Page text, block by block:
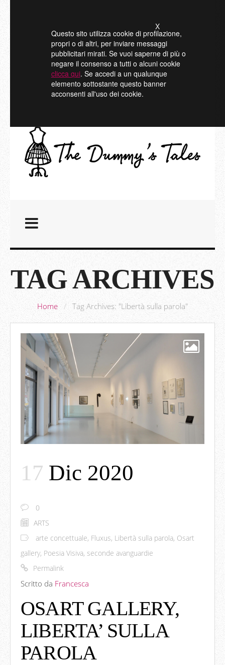
Questo sito utilizza cookie di profilazione,
propri o di altri, per inviare messaggi
pubblicitari mirati. Se vuoi saperne di più o
negare il consenso a tutti o alcuni cookie
clicca qui. Se accedi a un qualunque
elemento sottostante questo banner
acconsenti all'uso dei cookie.
X
TAG ARCHIVES
Home / Tag Archives: "Libertà sulla parola"
17 Dic 2020
0
ARTS
arte concettuale, Fluxus, Libertà sulla parola, Osart
gallery, Poesia Visiva, seconde avanguardie
Permalink
Scritto da Francesca
OSART GALLERY,
LIBERTA’ SULLA
PAROLA